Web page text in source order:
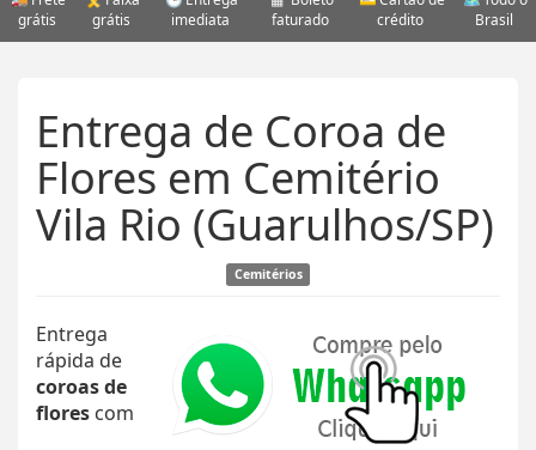
grátis
grátis
imediata
faturado
crédito
Brasil
Entrega de Coroa de
Flores em Cemitério
Vila Rio (Guarulhos/SP)
Cemitérios
Entrega
rápida de
coroas de
flores com